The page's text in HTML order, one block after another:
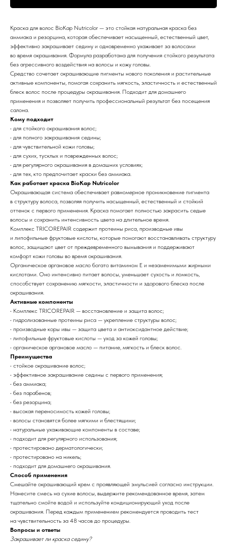
Краска для волос BioKap Nutricolor — это стойкая натуральная краска без
аммиака и резорцина, которая обеспечивает насыщенный, естественный цвет,
эффективно закрашивает седину и одновременно ухаживает за волосами
во время окрашивания. Формула разработана для получения стойкого результата
без агрессивного воздействия на волосы и кожу головы.
Средство сочетает окрашивающие пигменты нового поколения и растительные
активные компоненты, помогая сохранить мягкость, эластичность и естественный
блеск волос после процедуры окрашивания. Подходит для домашнего
применения и позволяет получить профессиональный результат без посещения
салона.
Кому подходит
• для стойкого окрашивания волос;
• для полного закрашивания седины;
• для чувствительной кожи головы;
• для сухих, тусклых и поврежденных волос;
• для регулярного окрашивания в домашних условиях;
• для тех, кто предпочитает краски без аммиака.
Как работает краска BioKap Nutricolor
Окрашивающая система обеспечивает равномерное проникновение пигмента
в структуру волоса, позволяя получить насыщенный, естественный и стойкий
оттенок с первого применения. Краска помогает полностью закрасить седые
волосы и сохранить интенсивность цвета на длительное время.
Комплекс TRICOREPAIR содержит протеины риса, производные ивы
и липофильные фруктовые кислоты, которые помогают восстанавливать структуру
волос, защищают цвет от преждевременного вымывания и поддерживают
комфорт кожи головы во время окрашивания.
Органическое аргановое масло богато витамином Е и незаменимыми жирными
кислотами. Оно интенсивно питает волосы, уменьшает сухость и ломкость,
способствует сохранению мягкости, эластичности и здорового блеска после
окрашивания.
Активные компоненты
• Комплекс TRICOREPAIR — восстановление и защита волос;
• гидролизованные протеины риса — укрепление структуры волос;
• производные коры ивы — защита цвета и антиоксидантное действие;
• липофильные фруктовые кислоты — уход за кожей головы;
• органическое аргановое масло — питание, мягкость и блеск волос.
Преимущества
• стойкое окрашивание волос;
• эффективное закрашивание седины с первого применения;
• без аммиака;
• без парабенов;
• без резорцина;
• высокая переносимость кожей головы;
• волосы становятся более мягкими и блестящими;
• натуральные ухаживающие компоненты в составе;
• подходит для регулярного использования;
• протестировано дерматологически;
• протестировано на никель;
• подходит для домашнего окрашивания.
Способ применения
Смешайте окрашивающий крем с проявляющей эмульсией согласно инструкции.
Нанесите смесь на сухие волосы, выдержите рекомендованное время, затем
тщательно смойте водой и используйте кондиционирующий уход после
окрашивания. Перед каждым применением рекомендуется проводить тест
на чувствительность за 48 часов до процедуры.
Вопросы и ответы
Закрашивает ли краска седину?